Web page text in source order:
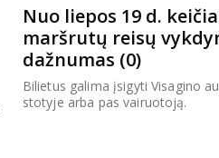
Nuo liepos 19 d.
maršrutų reisų
dažnumas (0)
Bilietus galima įsigyti Visagino
stotyje arba pas vairuotoją.